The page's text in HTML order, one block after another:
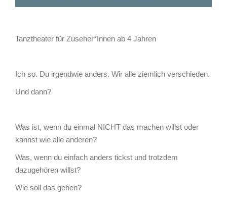
Tanztheater für Zuseher*Innen ab 4 Jahren
Ich so. Du irgendwie anders. Wir alle ziemlich verschieden.
Und dann?
Was ist, wenn du einmal NICHT das machen willst oder
kannst wie alle anderen?
Was, wenn du einfach anders tickst und trotzdem
dazugehören willst?
Wie soll das gehen?